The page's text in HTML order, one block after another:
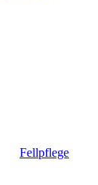
Fellpflege